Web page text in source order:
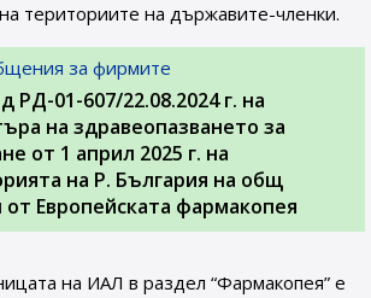
териториите на държавите-членки.
за фирмите
РД-01-607/22.08.2024 г. на
на здравеопазването за
от 1 април 2025 г. на
на Р. България на общ
от Европейската фармакопея
на ИАЛ в раздел “Фармакопея” е